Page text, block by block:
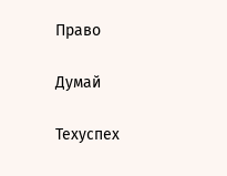
Право
Думай
Техуспех